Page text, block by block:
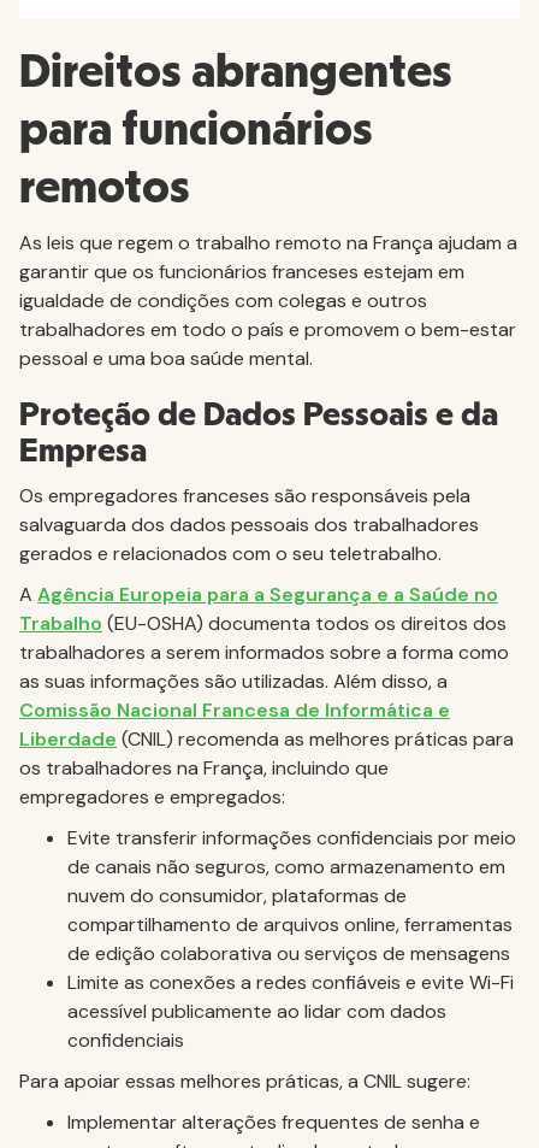
Direitos abrangentes
para funcionários
remotos
As leis que regem o trabalho remoto na França ajudam a
garantir que os funcionários franceses estejam em
igualdade de condições com colegas e outros
trabalhadores em todo o país e promovem o bem-estar
pessoal e uma boa saúde mental.
Proteção de Dados Pessoais e da
Empresa
Os empregadores franceses são responsáveis pela
salvaguarda dos dados pessoais dos trabalhadores
gerados e relacionados com o seu teletrabalho.
A Agência Europeia para a Segurança e a Saúde no
Trabalho (EU-OSHA) documenta todos os direitos dos
trabalhadores a serem informados sobre a forma como
as suas informações são utilizadas. Além disso, a
Comissão Nacional Francesa de Informática e
Liberdade (CNIL) recomenda as melhores práticas para
os trabalhadores na França, incluindo que
empregadores e empregados:
Evite transferir informações confidenciais por meio
de canais não seguros, como armazenamento em
nuvem do consumidor, plataformas de
compartilhamento de arquivos online, ferramentas
de edição colaborativa ou serviços de mensagens
Limite as conexões a redes confiáveis e evite Wi-Fi
acessível publicamente ao lidar com dados
confidenciais
Para apoiar essas melhores práticas, a CNIL sugere:
Implementar alterações frequentes de senha e